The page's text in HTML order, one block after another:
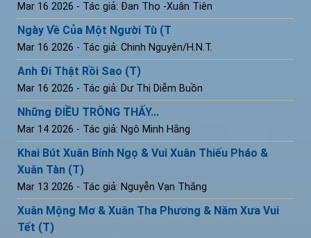
Mar 16 2026 - Tác giả: Đan Thọ -Xuân Tiên
Ngày Về Của Một Người Tù (T
Mar 16 2026 - Tác giả: Chinh Nguyên/H.N.T.
Anh Đi Thật Rồi Sao (T)
Mar 16 2026 - Tác giả: Dư Thị Diễm Buồn
Những ĐIỀU TRÔNG THẤY...
Mar 14 2026 - Tác giả: Ngô Minh Hằng
Khai Bút Xuân Bính Ngọ & Vui Xuân Thiếu Pháo &
Xuân Tàn (T)
Mar 13 2026 - Tác giả: Nguyễn Vạn Thắng
Xuân Mộng Mơ & Xuân Tha Phương & Năm Xưa Vui
Tết (T)